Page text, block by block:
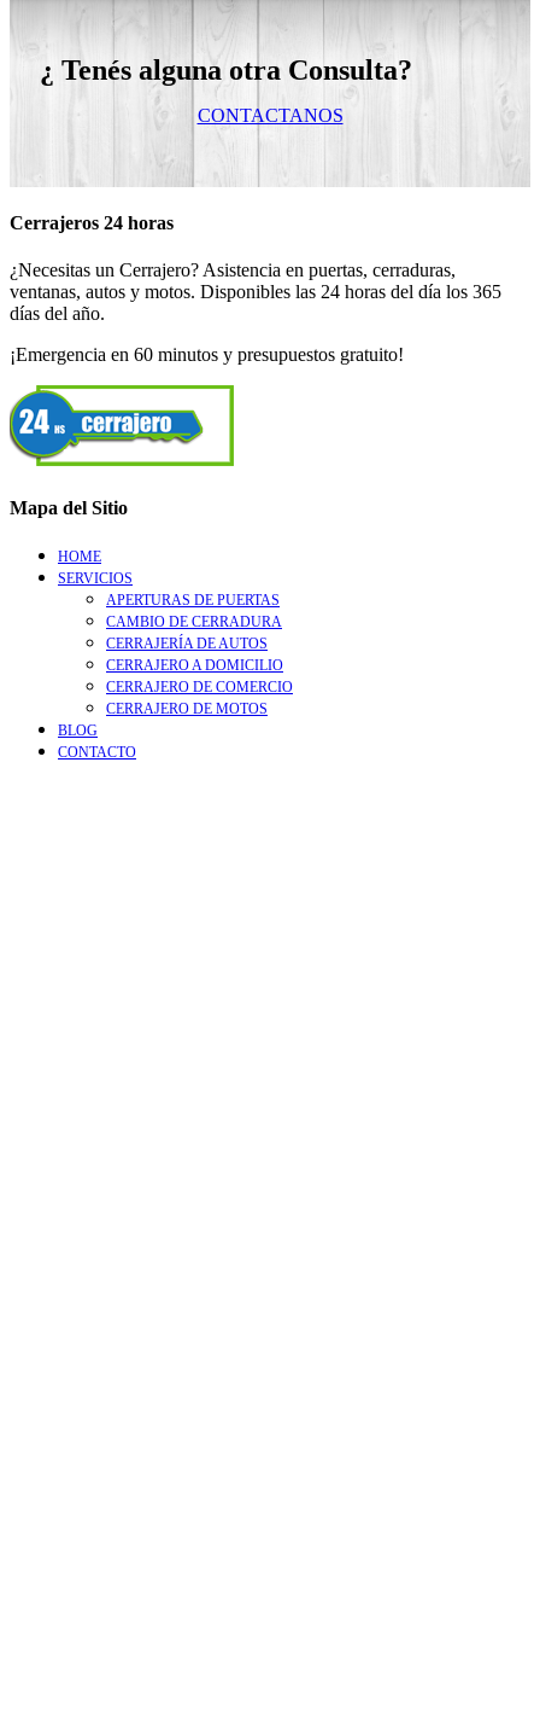
¿ Tenés alguna otra Consulta?
CONTACTANOS
Cerrajeros 24 horas
¿Necesitas un Cerrajero? Asistencia en puertas, cerraduras,
ventanas, autos y motos. Disponibles las 24 horas del día los 365
días del año.
¡Emergencia en 60 minutos y presupuestos gratuito!
Mapa del Sitio
HOME
SERVICIOS
APERTURAS DE PUERTAS
CAMBIO DE CERRADURA
CERRAJERÍA DE AUTOS
CERRAJERO A DOMICILIO
CERRAJERO DE COMERCIO
CERRAJERO DE MOTOS
BLOG
CONTACTO